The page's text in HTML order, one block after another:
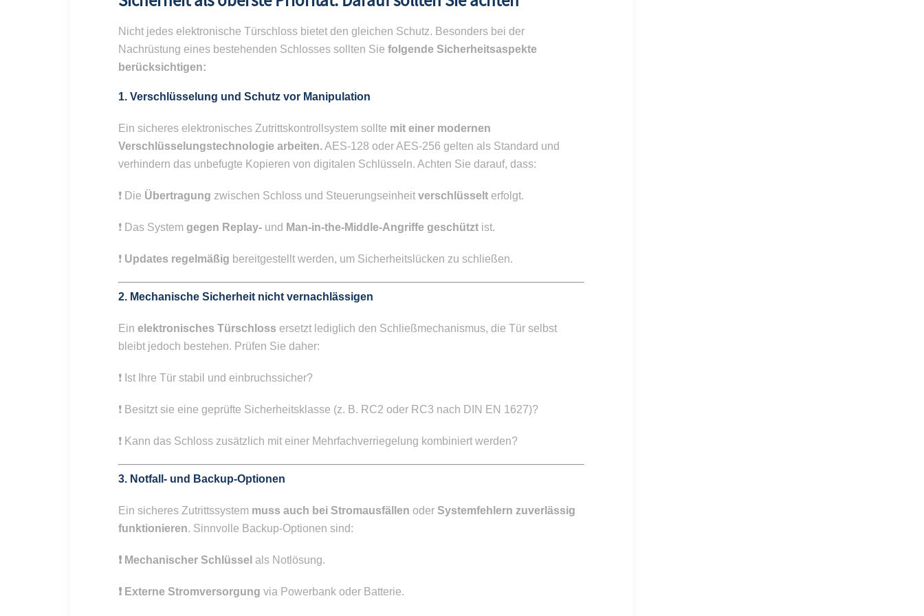
Nicht jedes elektronische Türschloss bietet den gleichen Schutz. Besonders bei der
Nachrüstung eines bestehenden Schlosses sollten Sie folgende Sicherheitsaspekte
berücksichtigen:
1. Verschlüsselung und Schutz vor Manipulation
Ein sicheres elektronisches Zutrittskontrollsystem sollte mit einer modernen
Verschlüsselungstechnologie arbeiten.AES-128 oder AES-256 gelten als Standard und
verhindern das unbefugte Kopieren von digitalen Schlüsseln. Achten Sie darauf, dass:
❗️ Die Übertragung zwischen Schloss und Steuerungseinheit verschlüsselt erfolgt.
❗️ Das System gegen Replay- und Man-in-the-Middle-Angriffe geschützt ist.
❗️ Updates regelmäßig bereitgestellt werden, um Sicherheitslücken zu schließen.
2. Mechanische Sicherheit nicht vernachlässigen
Ein elektronisches Türschloss ersetzt lediglich den Schließmechanismus, die Tür selbst
bleibt jedoch bestehen. Prüfen Sie daher:
❗️ Ist Ihre Tür stabil und einbruchssicher?
❗️ Besitzt sie eine geprüfte Sicherheitsklasse (z. B. RC2 oder RC3 nach DIN EN 1627)?
❗️ Kann das Schloss zusätzlich mit einer Mehrfachverriegelung kombiniert werden?
3. Notfall- und Backup-Optionen
Ein sicheres Zutrittssystem muss auch bei Stromausfällen oder Systemfehlern zuverlässig
funktionieren. Sinnvolle Backup-Optionen sind:
❗️ Mechanischer Schlüssel als Notlösung.
❗️ Externe Stromversorgung via Powerbank oder Batterie.